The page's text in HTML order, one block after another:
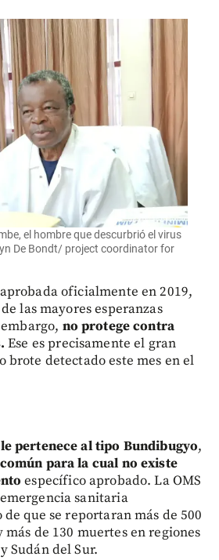
el hombre que descurbrió el virus
De Bondt/ project coordinator for
oficialmente en 2019,
las mayores esperanzas
no protege contra
Ese es precisamente el gran
brote detectado este mes en el
pertenece al tipo Bundibugyo,
para la cual no existe
específico aprobado. La OMS
sanitaria
que se reportaran más de 500
más de 130 muertes en regiones
Sudán del Sur.